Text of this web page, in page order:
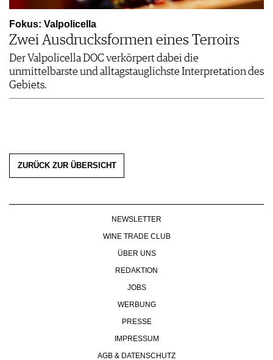
Fokus: Valpolicella
Zwei Ausdrucksformen eines Terroirs
Der Valpolicella DOC verkörpert dabei die
unmittelbarste und alltagstauglichste Interpretation des
Gebiets.
ZURÜCK ZUR ÜBERSICHT
NEWSLETTER
WINE TRADE CLUB
ÜBER UNS
REDAKTION
JOBS
WERBUNG
PRESSE
IMPRESSUM
AGB & DATENSCHUTZ